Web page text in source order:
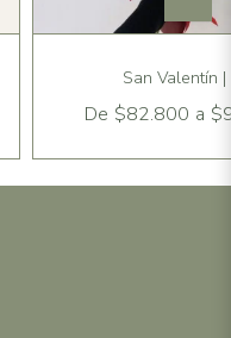
San Valentín |
De $82.800 a